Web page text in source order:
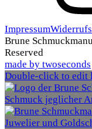
Impressum
Brune
Reserved
made by twoseconds
Double-click to edit